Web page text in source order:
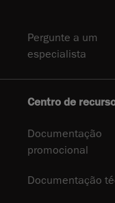
Pergunte a um
especialista
Centro de
Documentação
promocional
Documentação